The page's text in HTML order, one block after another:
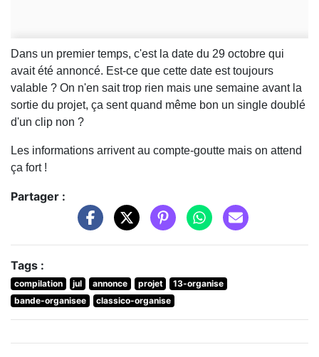
Dans un premier temps, c'est la date du 29 octobre qui
avait été annoncé. Est-ce que cette date est toujours
valable ? On n'en sait trop rien mais une semaine avant la
sortie du projet, ça sent quand même bon un single doublé
d'un clip non ?
Les informations arrivent au compte-goutte mais on attend
ça fort !
Partager :
Tags :
compilation jul annonce projet
13-organise
bande-organisee
classico-organise